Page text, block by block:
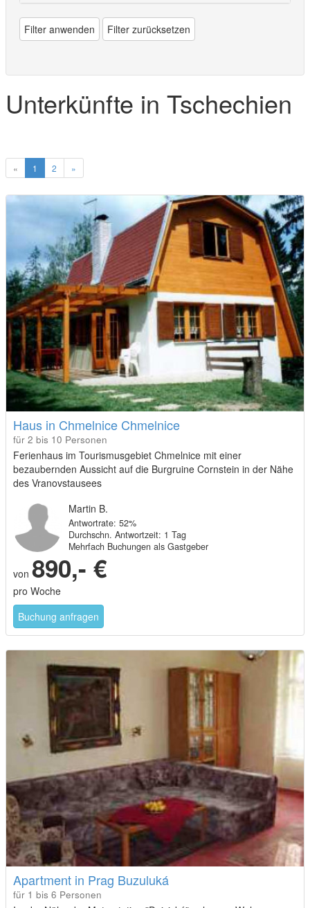
Filter anwenden Filter zurücksetzen
Unterkünfte in Tschechien
« 1 2 »
Haus in Chmelnice Chmelnice
für 2 bis 10 Personen
Ferienhaus im Tourismusgebiet Chmelnice mit einer
bezaubernden Aussicht auf die Burgruine Cornstein in der Nähe
des Vranovstausees
Martin B.
Antwortrate: 52%
Durchschn. Antwortzeit: 1 Tag
Mehrfach Buchungen als Gastgeber
von 890,- €
pro Woche
Buchung anfragen
Apartment in Prag Buzuluká
für 1 bis 6 Personen